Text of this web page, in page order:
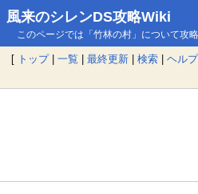
風来のシレンDS攻略Wiki
このページでは「竹林の村」について攻略
[ トップ| 一覧 | 最終更新 | 検索 | ヘルプ